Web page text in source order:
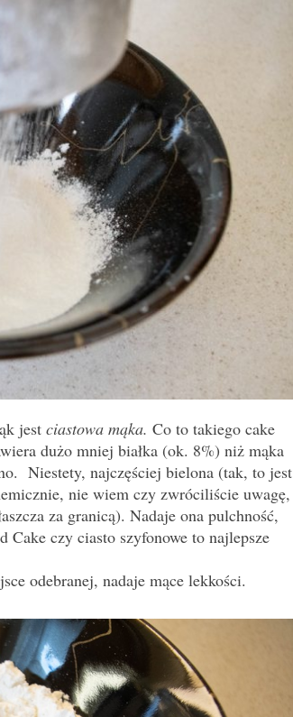
jest ciastowa mąka. Co to takiego cake
dużo mniej białka (ok. 8%) niż mąka
Niestety, najczęściej bielona (tak, to jest
nie wiem czy zwróciliście uwagę,
za granicą). Nadaje ona pulchność,
czy ciasto szyfonowe to najlepsze
odebranej, nadaje mące lekkości.